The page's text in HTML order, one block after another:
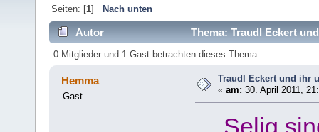
Seiten: [1] Nach unten
Autor Thema: Traudl Eckert
0 Mitglieder und 1 Gast betrachten dieses Thema.
Hemma
Gast
Traudl Eckert und ihr
«am: 30. April 2011,